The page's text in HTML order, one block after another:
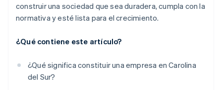
construir una sociedad que sea duradera, cumpla con la
normativa y esté lista para el crecimiento.
¿Qué contiene este artículo?
¿Qué significa constituir una empresa en Carolina
del Sur?